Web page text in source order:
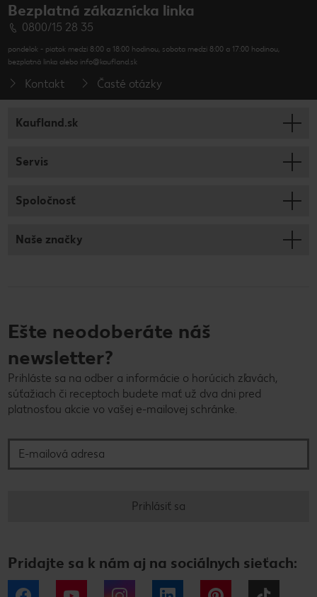
Bezplatná zákaznícka linka
0800/15 28 35
pondelok - piatok medzi 8:00 a 18:00 hodinou, sobota medzi 8:00 a 17:00 hodinou,
bezplatná linka alebo info@kaufland.sk
Kontakt Časté otázky
Kaufland.sk
Servis
Spoločnosť
Naše značky
Ešte neodoberáte náš
newsletter?
Prihláste sa na odber a informácie o horúcich zľavách,
súťažiach či receptoch budete mať už dva dni pred
platnosťou akcie vo vašej e-mailovej schránke.
Prihlásiť sa
Pridajte sa k nám aj na sociálnych sieťach: